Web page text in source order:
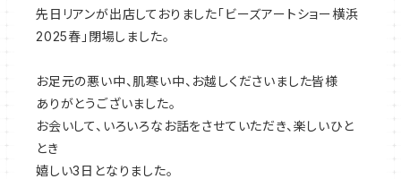
先日リアンが出店しておりました「ビーズアートショー横浜
2025春」閉場しました。
お足元の悪い中、肌寒い中、お越しくださいました皆様
ありがとうございました。
お会いして、いろいろなお話をさせていただき、楽しいひと
とき
嬉しい3日となりました。